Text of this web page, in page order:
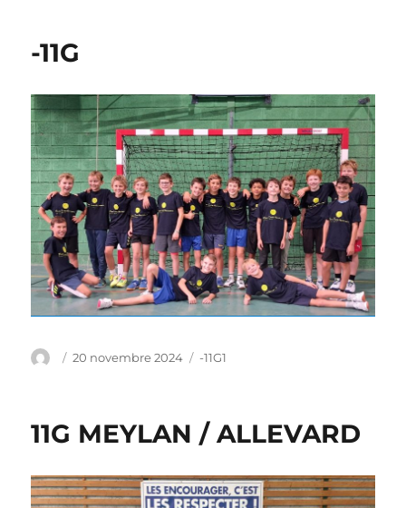
-11G
Auteur
Publié
20 novembre 2024 Catégories
-11G1
11G MEYLAN / ALLEVARD